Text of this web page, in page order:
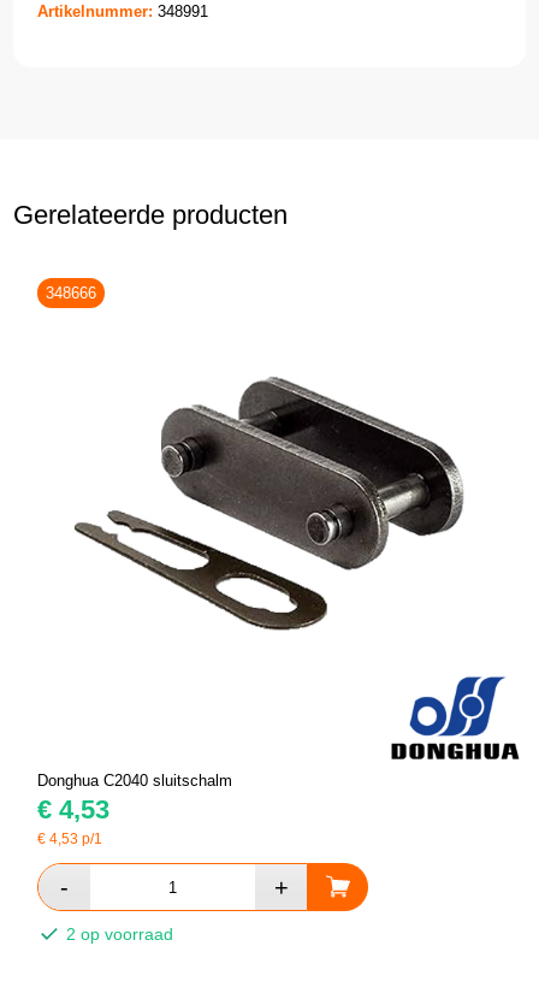
Artikelnummer: 348991
Gerelateerde producten
348666
Donghua C2040 sluitschalm
€ 4,53
€4,53 p/1
2 op voorraad